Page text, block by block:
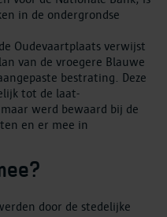
in de ondergrondse
Oudevaartplaats verwijst
van de vroegere Blauwe
bestrating. Deze
tot de laat-
werd bewaard bij de
en er mee in
door de stedelijke